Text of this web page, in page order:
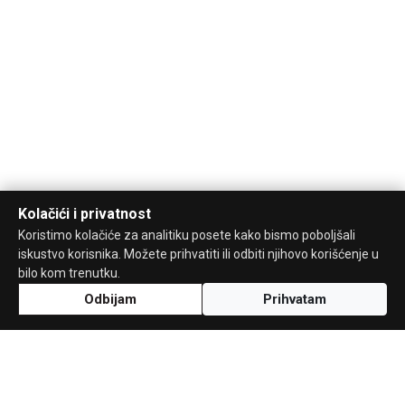
Kolačići i privatnost
Koristimo kolačiće za analitiku posete kako bismo poboljšali
iskustvo korisnika. Možete prihvatiti ili odbiti njihovo korišćenje u
bilo kom trenutku.
Odbijam Prihvatam